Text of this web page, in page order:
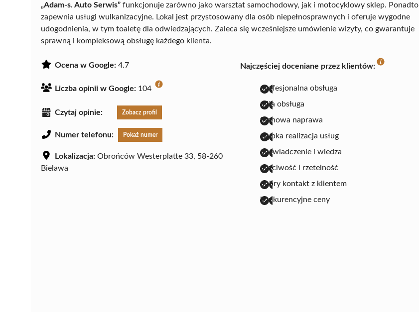
„Adam-s. Auto Serwis” funkcjonuje zarówno jako warsztat samochodowy, jak i motocyklowy sklep. Ponadto
zapewnia usługi wulkanizacyjne. Lokal jest przystosowany dla osób niepełnosprawnych i oferuje wygodne
udogodnienia, w tym toaletę dla odwiedzających. Zaleca się wcześniejsze umówienie wizyty, co gwarantuje
sprawną i kompleksową obsługę każdego klienta.
Ocena w Google: 4.7
Liczba opinii w Google: 104
Czytaj opinie: Zobacz profil
Numer telefonu: Pokaż numer
Lokalizacja: Obrońców Westerplatte 33, 58-260
Bielawa
Najczęściej doceniane przez klientów:
profesjonalna obsługa
miła obsługa
fachowa naprawa
szybka realizacja usług
doświadczenie i wiedza
uczciwość i rzetelność
dobry kontakt z klientem
konkurencyjne ceny